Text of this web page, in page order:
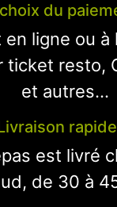
du
en ligne ou à
ticket resto,
et autres...
rapide
est livré
de 30 à